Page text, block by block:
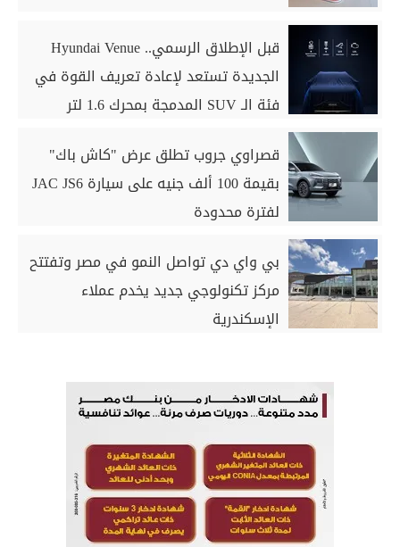
قبل الإطلاق الرسمي.. Hyundai Venue
الجديدة تستعد لإعادة تعريف القوة في
فئة الـ SUV المدمجة بمحرك 1.6 لتر
قصراوي جروب تطلق عرض "كاش باك"
بقيمة 100 ألف جنيه على سيارة JAC JS6
لفترة محدودة
بي واي دي تواصل النمو في مصر وتفتتح
مركز تكنولوجي جديد يخدم عملاء
الإسكندرية